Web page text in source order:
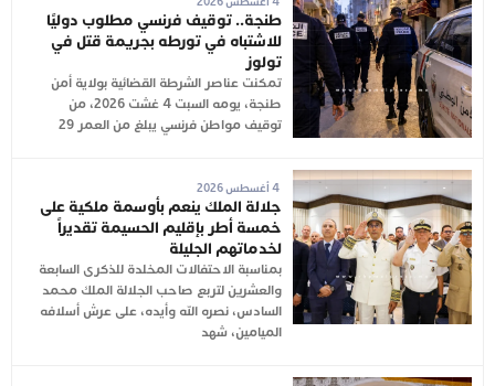
طنجة.. توقيف فرنسي مطلوب دوليًا
للاشتباه في تورطه بجريمة قتل في
تولوز
تمكنت عناصر الشرطة القضائية بولاية أمن
طنجة، يومه السبت 4 غشت 2026، من
توقيف مواطن فرنسي يبلغ من العمر 29
4 أغسطس 2026
جلالة الملك ينعم بأوسمة ملكية على
خمسة أطر بإقليم الحسيمة تقديراً
لخدماتهم الجليلة
بمناسبة الاحتفالات المخلدة للذكرى السابعة
والعشرين لتربع صاحب الجلالة الملك محمد
السادس، نصره الله وأيده، على عرش أسلافه
الميامين، شهد